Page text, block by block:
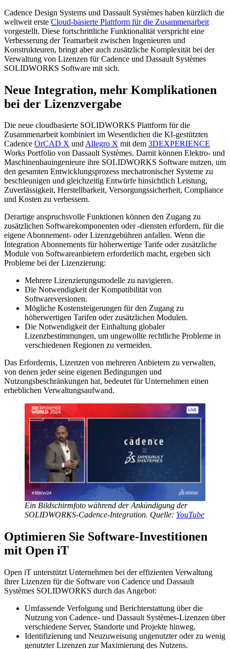
Cadence Design Systems und Dassault Systèmes haben kürzlich die
weltweit erste Cloud-basierte Plattform für die Zusammenarbeit
vorgestellt. Diese fortschrittliche Funktionalität verspricht eine
Verbesserung der Teamarbeit zwischen Ingenieuren und
Konstrukteuren, bringt aber auch zusätzliche Komplexität bei der
Verwaltung von Lizenzen für Cadence und Dassault Systèmes
SOLIDWORKS Software mit sich.
Neue Integration, mehr Komplikationen
bei der Lizenzvergabe
Die neue cloudbasierte SOLIDWORKS Plattform für die
Zusammenarbeit kombiniert im Wesentlichen die KI-gestützten
Cadence OrCAD X undAllegro X mit dem 3DEXPERIENCE
Works Portfolio von Dassault Systèmes. Damit können Elektro- und
Maschinenbauingenieure ihre SOLIDWORKS Software nutzen, um
den gesamten Entwicklungsprozess mechatronischer Systeme zu
beschleunigen und gleichzeitig Entwürfe hinsichtlich Leistung,
Zuverlässigkeit, Herstellbarkeit, Versorgungssicherheit, Compliance
und Kosten zu verbessern.
Derartige anspruchsvolle Funktionen können den Zugang zu
zusätzlichen Softwarekomponenten oder -diensten erfordern, für die
eigene Abonnement- oder Lizenzgebühren anfallen. Wenn die
Integration Abonnements für höherwertige Tarife oder zusätzliche
Module von Softwareanbietern erforderlich macht, ergeben sich
Probleme bei der Lizenzierung:
Mehrere Lizenzierungsmodelle zu navigieren.
Die Notwendigkeit der Kompatibilität von
Softwareversionen.
Mögliche Kostensteigerungen für den Zugang zu
höherwertigen Tarifen oder zusätzlichen Modulen.
Die Notwendigkeit der Einhaltung globaler
Lizenzbestimmungen, um ungewollte rechtliche Probleme in
verschiedenen Regionen zu vermeiden.
Das Erfordernis, Lizenzen von mehreren Anbietern zu verwalten,
von denen jeder seine eigenen Bedingungen und
Nutzungsbeschränkungen hat, bedeutet für Unternehmen einen
erheblichen Verwaltungsaufwand.
Ein Bildschirmfoto während der Ankündigung der
SOLIDWORKS-Cadence-Integration. Quelle: YouTube
Optimieren Sie Software-Investitionen
mit Open iT
Open iT unterstützt Unternehmen bei der effizienten Verwaltung
ihrer Lizenzen für die Software von Cadence und Dassault
Systèmes SOLIDWORKS durch das Angebot:
Umfassende Verfolgung und Berichterstattung über die
Nutzung von Cadence- und Dassault Systèmes-Lizenzen über
verschiedene Server, Standorte und Projekte hinweg.
Identifizierung und Neuzuweisung ungenutzter oder zu wenig
genutzter Lizenzen zur Maximierung des Nutzens.